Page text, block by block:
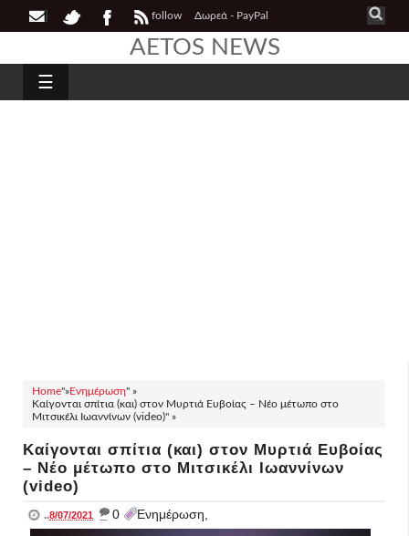
follow Δωρεά - PayPal
AETOS NEWS
☰
Home"»Ενημέρωση" »
Καίγονται σπίτια (και) στον Μυρτιά Ευβοίας – Νέο μέτωπο στο
Μιτσικέλι Ιωαννίνων (video)" »
Καίγονται σπίτια (και) στον Μυρτιά Ευβοίας
– Νέο μέτωπο στο Μιτσικέλι Ιωαννίνων
(video)
..8/07/2021 _ 0 Ενημέρωση,